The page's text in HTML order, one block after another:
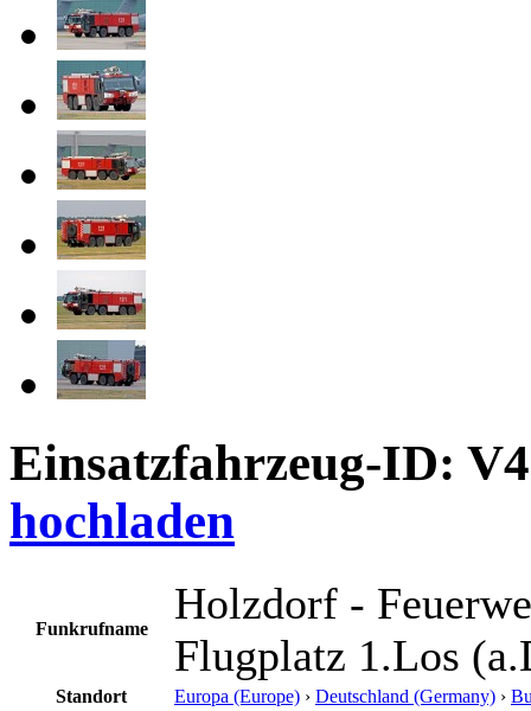
Einsatzfahrzeug-ID:
hochladen
Funkrufname
Holzdorf -
Flugplatz 1.Los
Standort Europa (Europe) › Deutschland (Germany) ›